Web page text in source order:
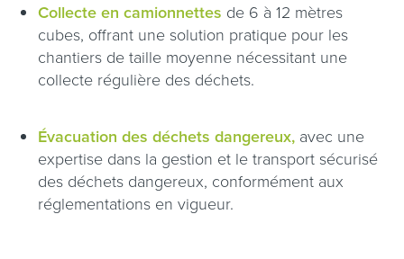
Collecte en camionnettes de 6 à 12 mètres
cubes, offrant une solution pratique pour les
chantiers de taille moyenne nécessitant une
collecte régulière des déchets.
Évacuation des déchets dangereux, avec une
expertise dans la gestion et le transport sécurisé
des déchets dangereux, conformément aux
réglementations en vigueur.